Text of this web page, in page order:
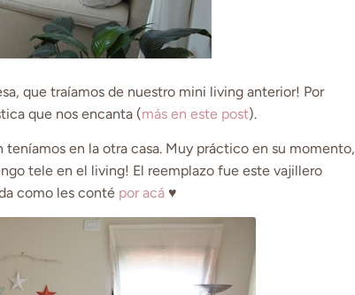
que traíamos de nuestro mini living anterior! Por
que nos encanta (más en este post).
en la otra casa. Muy práctico en su momento,
tele en el living! El reemplazo fue este vajillero
como les conté por acá ♥